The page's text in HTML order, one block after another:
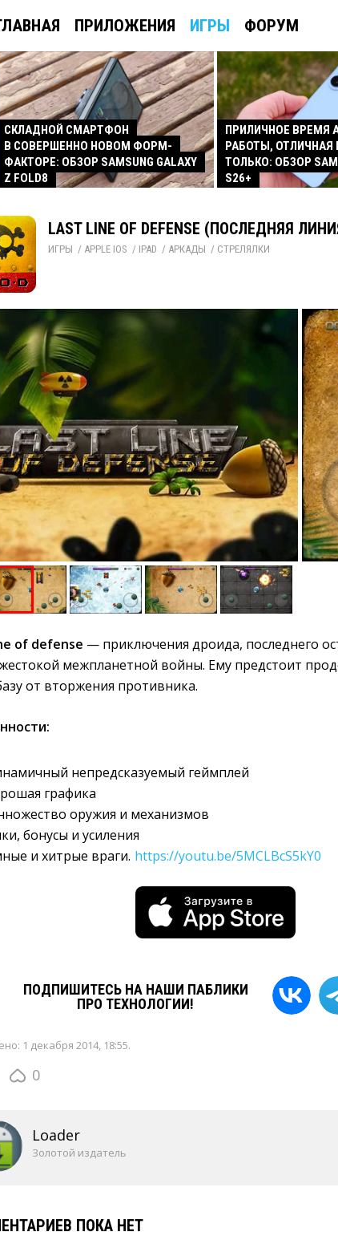
ПРИЛОЖЕНИЯ ИГРЫ ФОРУМ
СКЛАДНОЙ СМАРТФОН
В СОВЕРШЕННО НОВОМ ФОРМ-
ФАКТОРЕ: ОБЗОР SAMSUNG GALAXY
Z FOLD8
ПРИЛИЧНОЕ ВРЕМЯ
РАБОТЫ, ОТЛИЧНАЯ
ТОЛЬКО: ОБЗОР
S26+
LAST LINE OF DEFENSE (ПОСЛЕДНЯЯ
ИГРЫ / APPLE IOS / IPAD / АРКАДЫ / СТРЕЛЯЛКИ
of defense — приключения дроида, последнего
межпланетной войны. Ему предстоит
от вторжения противника.
непредсказуемый геймплей
графика
оружия и механизмов
бонусы и усиления
и хитрые враги. https://youtu.be/5MCLBcS5kY0
ПОДПИШИТЕСЬ НА НАШИ ПАБЛИКИ
ПРО ТЕХНОЛОГИИ!
1 декабря 2014, 18:55.
0
Loader
Золотой издатель
ПОКА НЕТ